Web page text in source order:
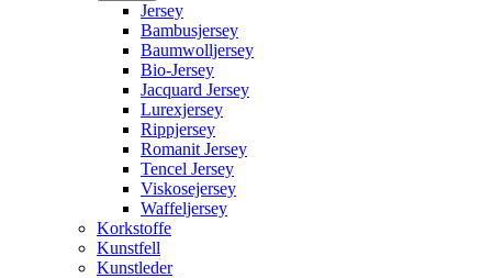
Jersey
Bambusjersey
Baumwolljersey
Bio-Jersey
Jacquard Jersey
Lurexjersey
Rippjersey
Romanit Jersey
Tencel Jersey
Viskosejersey
Waffeljersey
Korkstoffe
Kunstfell
Kunstleder